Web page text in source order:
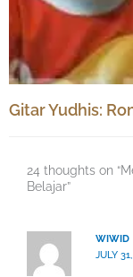
Gitar Yudhis:
24 thoughts on
Belajar”
WIWID
JULY